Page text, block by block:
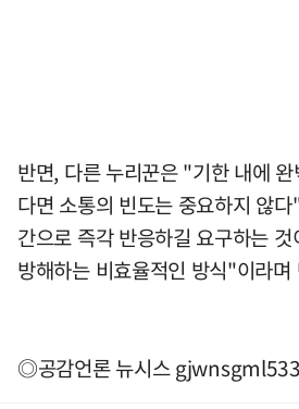
반면, 다른 누리꾼은 "기한 내에
다면 소통의 빈도는 중요하지 않
간으로 즉각 반응하길 요구하는
방해하는 비효율적인 방식"이라며
◎공감언론 뉴시스